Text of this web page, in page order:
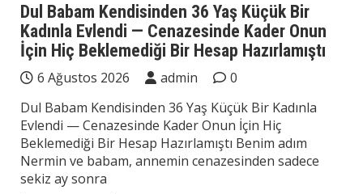
Dul Babam Kendisinden 36 Yaş Küçük Bir
Kadınla Evlendi — Cenazesinde Kader Onun
İçin Hiç Beklemediği Bir Hesap Hazırlamıştı
6 Ağustos 2026 admin
0
Dul Babam Kendisinden 36 Yaş Küçük Bir Kadınla
Evlendi — Cenazesinde Kader Onun İçin Hiç
Beklemediği Bir Hesap Hazırlamıştı Benim adım
Nermin ve babam, annemin cenazesinden sadece
sekiz ay sonra